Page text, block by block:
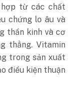
từ các chất
chứng lo âu và
thần kinh và cơ
thẳng. Vitamin
trong sản xuất
điều kiện thuận